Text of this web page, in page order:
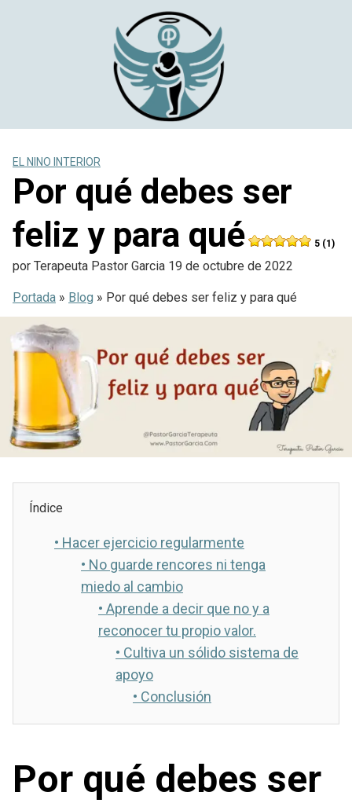
EL NINO INTERIOR
Por qué debes ser
feliz y para qué
5 (1)
por Terapeuta Pastor Garcia 19 de octubre de 2022
Portada » Blog » Por qué debes ser feliz y para qué
Índice
• Hacer ejercicio regularmente
• No guarde rencores ni tenga
miedo al cambio
• Aprende a decir que no y a
reconocer tu propio valor.
• Cultiva un sólido sistema de
apoyo
• Conclusión
Por qué debes ser